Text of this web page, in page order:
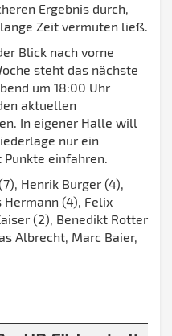
Ergebnis durch,
Zeit vermuten ließ.
Blick nach vorne
steht das nächste
um 18:00 Uhr
aktuellen
In eigener Halle will
nur ein
einfahren.
Henrik Burger (4),
Hermann (4), Felix
(2), Benedikt Rotter
Albrecht, Marc Baier,